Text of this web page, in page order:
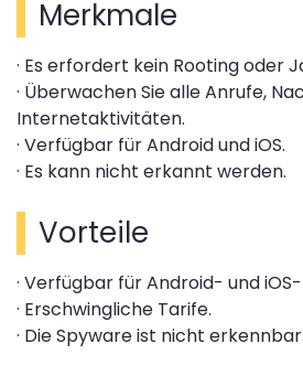
Merkmale
· Es erfordert kein Rooting oder
· Überwachen Sie alle Anrufe,
Internetaktivitäten.
· Verfügbar für Android und iOS.
· Es kann nicht erkannt werden.
Vorteile
· Verfügbar für Android- und
· Erschwingliche Tarife.
· Die Spyware ist nicht erkennbar.